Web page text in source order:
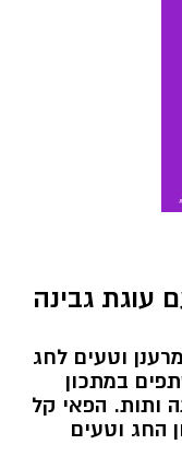
עוגת גבינה
וטעים לחג
במתכון
ותות. הפאי קל
החג וטעים